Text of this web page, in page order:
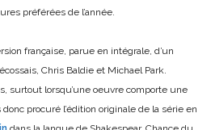
préférées de l’année.
française, parue en intégrale, d’un
Chris Baldie et Michael Park.
surtout lorsqu’une oeuvre comporte une
procuré l’édition originale de la série en